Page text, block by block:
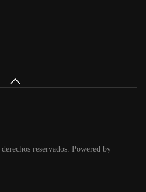
reservados. Powered by